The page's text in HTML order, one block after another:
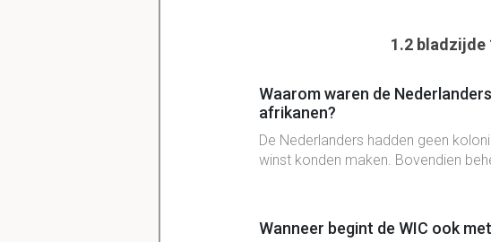
1.2 bladzijde
Waarom waren de
afrikanen?
De Nederlanders hadden geen
winst konden maken. Bovendien
Wanneer begint de WIC ook